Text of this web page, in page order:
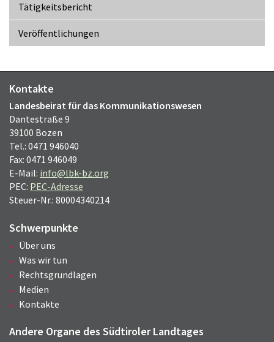
Tätigkeitsbericht
Veröffentlichungen
Kontakte
Landesbeirat für das Kommunikationswesen
Dantestraße 9
39100 Bozen
Tel.: 0471 946040
Fax: 0471 946049
E-Mail: info@lbk-bz.org
PEC: PEC-Adresse
Steuer-Nr.: 80004340214
Schwerpunkte
Über uns
Was wir tun
Rechtsgrundlagen
Medien
Kontakte
Andere Organe des Südtiroler Landtages